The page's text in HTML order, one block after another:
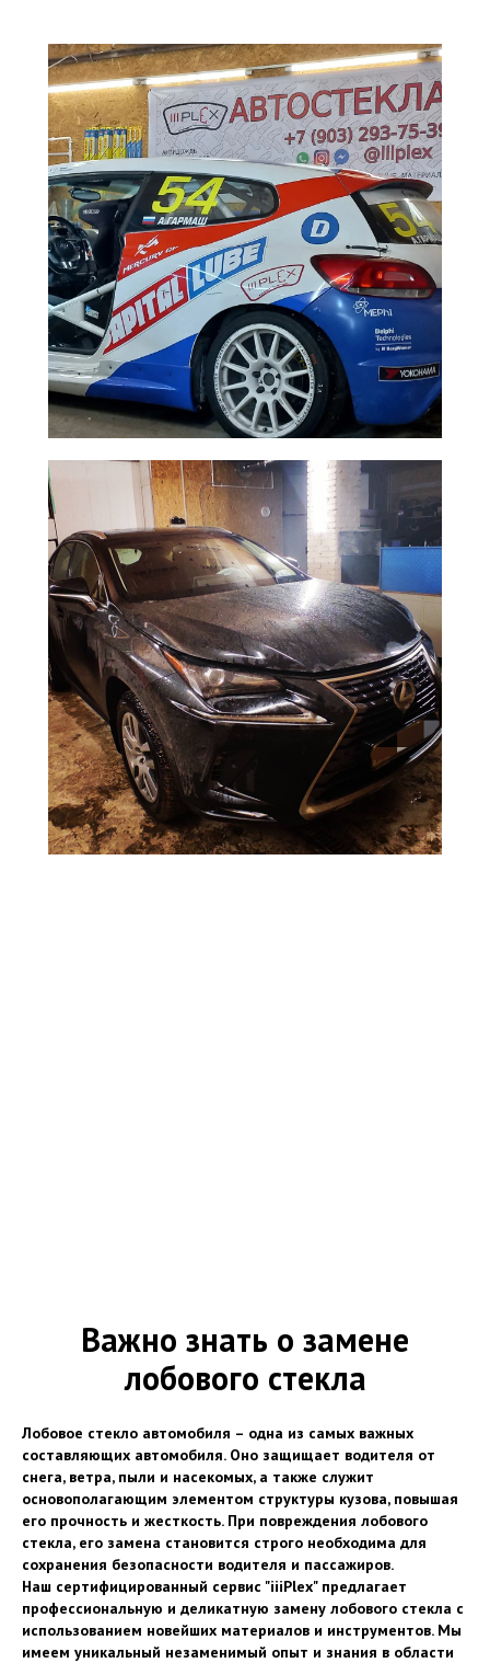
Важно знать о замене
лобового стекла
Лобовое стекло автомобиля – одна из самых важных
составляющих автомобиля. Оно защищает водителя от
снега, ветра, пыли и насекомых, а также служит
основополагающим элементом структуры кузова, повышая
его прочность и жесткость. При повреждения лобового
стекла, его замена становится строго необходима для
сохранения безопасности водителя и пассажиров.
Наш сертифицированный сервис "iiiPlex" предлагает
профессиональную и деликатную замену лобового стекла с
использованием новейших материалов и инструментов. Мы
имеем уникальный незаменимый опыт и знания в области